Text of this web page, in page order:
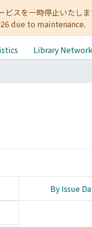
ビスを一時停止いた
due to maintenance.
Library Network
By Issue